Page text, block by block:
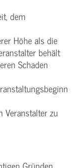
dem
Höhe als die
behält
Schaden
zu